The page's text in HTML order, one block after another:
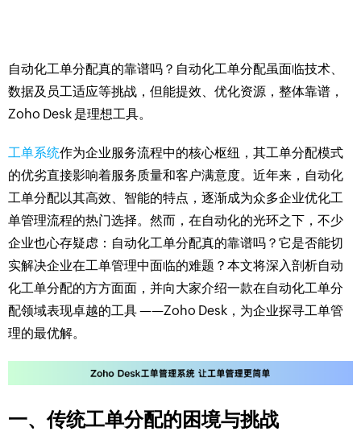
自动化工单分配真的靠谱吗？自动化工单分配虽面临技术、
数据及员工适应等挑战，但能提效、优化资源，整体靠谱，
Zoho Desk 是理想工具。
工单系统作为企业服务流程中的核心枢纽，其工单分配模式
的优劣直接影响着服务质量和客户满意度。近年来，自动化
工单分配以其高效、智能的特点，逐渐成为众多企业优化工
单管理流程的热门选择。然而，在自动化的光环之下，不少
企业也心存疑虑：自动化工单分配真的靠谱吗？它是否能切
实解决企业在工单管理中面临的难题？本文将深入剖析自动
化工单分配的方方面面，并向大家介绍一款在自动化工单分
配领域表现卓越的工具 ——Zoho Desk，为企业探寻工单管
理的最优解。​
一、传统工单分配的困境与挑战​